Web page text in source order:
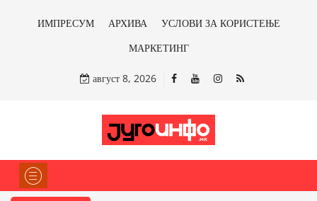
ИМПРЕСУМ АРХИВА
УСЛОВИ ЗА КОРИСТЕЊЕ
МАРКЕТИНГ
август 8, 2026